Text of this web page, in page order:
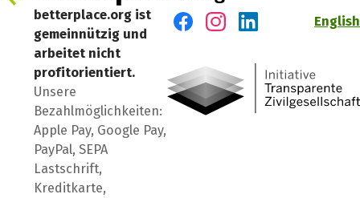
betterplace.org ist
gemeinnützig und
arbeitet nicht
profitorientiert.
Unsere
Bezahlmöglichkeiten:
Apple Pay, Google Pay,
PayPal, SEPA
Lastschrift,
Kreditkarte,
English